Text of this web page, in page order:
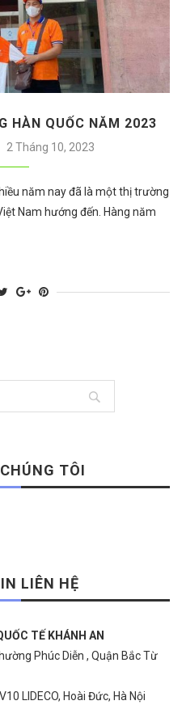
HÀN QUỐC NĂM 2023
2 Tháng 10, 2023
năm nay đã là một thị trường
Nam hướng đến. Hàng năm
TÔI
LIÊN HỆ
TẾ KHÁNH AN
Phúc Diễn , Quận Bắc Từ
LIDECO, Hoài Đức, Hà Nội